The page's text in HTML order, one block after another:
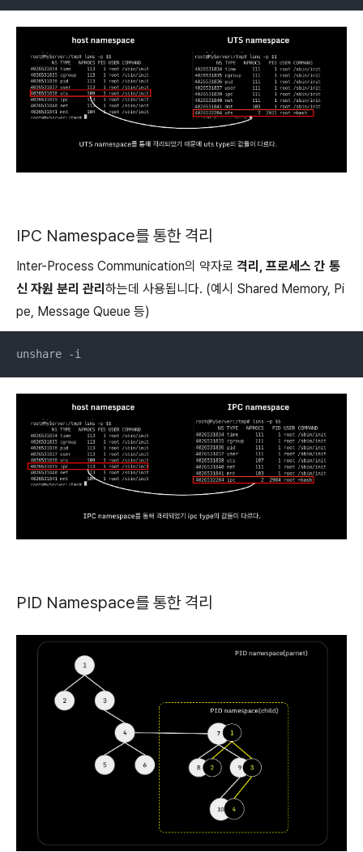
IPC Namespace를 통한 격리
Inter-Process Communication의 약자로 격리, 프로세스 간 통
신 자원 분리 관리 하는데 사용됩니다. (예시 Shared Memory, Pi
pe, Message Queue 등)
unshare -i
PID Namespace를 통한 격리